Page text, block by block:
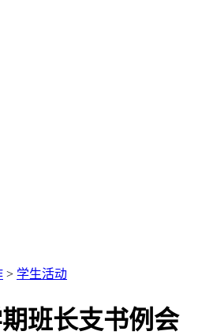
> 学生活动
班长支书例会